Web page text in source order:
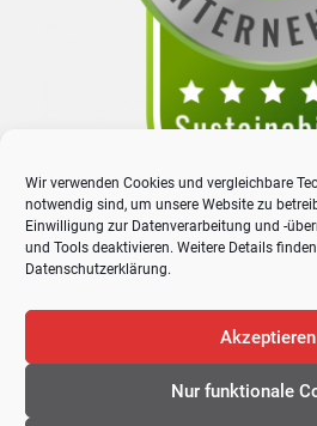
Wir verwenden Cookies und vergleichbare
notwendig sind, um unsere Website zu
Einwilligung zur Datenverarbeitung und -
und Tools deaktivieren. Weitere Details
Datenschutzerklärung.
Akzeptieren
Nur funktionale
© 2026 Proway GmbH. All